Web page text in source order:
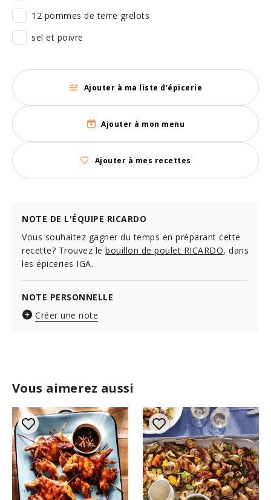
Vous aimerez aussi
12 pommes de terre grelots
sel et poivre
Ajouter à ma liste d'épicerie
Ajouter à mon menu
Ajouter à mes recettes
NOTE DE L'ÉQUIPE RICARDO
Vous souhaitez gagner du temps en préparant cette
recette? Trouvez le bouillon de poulet RICARDO, dans
les épiceries IGA.
NOTE PERSONNELLE
Créer une note